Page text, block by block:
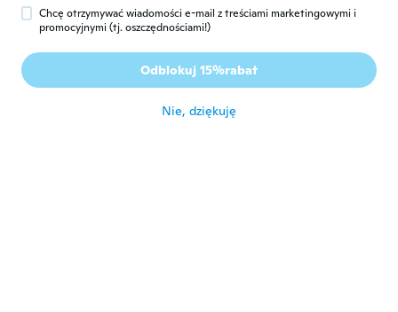
Gary
Rok dołączenia 2018 · 57 opinie
Chcę otrzymywać wiadomości e-mail z treściami marketingowymi i
promocyjnymi (tj. oszczędnościami!)
Odblokuj 15%rabat
Nie, dziękuję